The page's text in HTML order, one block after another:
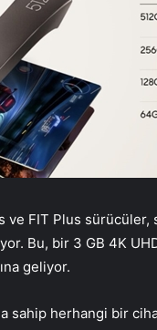
ve FIT Plus sürücüler,
Bu, bir 3 GB 4K
geliyor.
sahip herhangi bir